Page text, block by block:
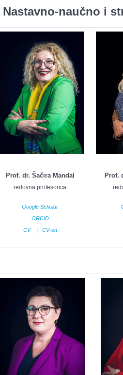
Nastavno-naučno i
Prof. dr. Šaćira Mandal
redovna profesorica
Google Scholar
ORCID
CV| CV-en
Prof.